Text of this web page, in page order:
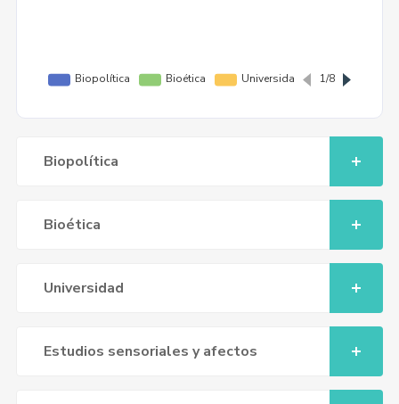
Biopolítica
Bioética
Universidad
Estudios sensoriales y afectos